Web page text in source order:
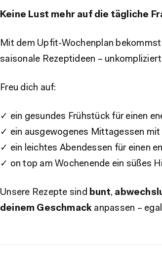
Keine Lust mehr auf die tägliche
Mit dem Upfit-Wochenplan
saisonale Rezeptideen –
Freu dich auf:
✓ ein gesundes Frühstück für einen
✓ ein ausgewogenes Mittagessen mit
✓ ein leichtes Abendessen für einen
✓ on top am Wochenende ein süßes
Unsere Rezepte sind bunt,
deinem Geschmack anpassen –